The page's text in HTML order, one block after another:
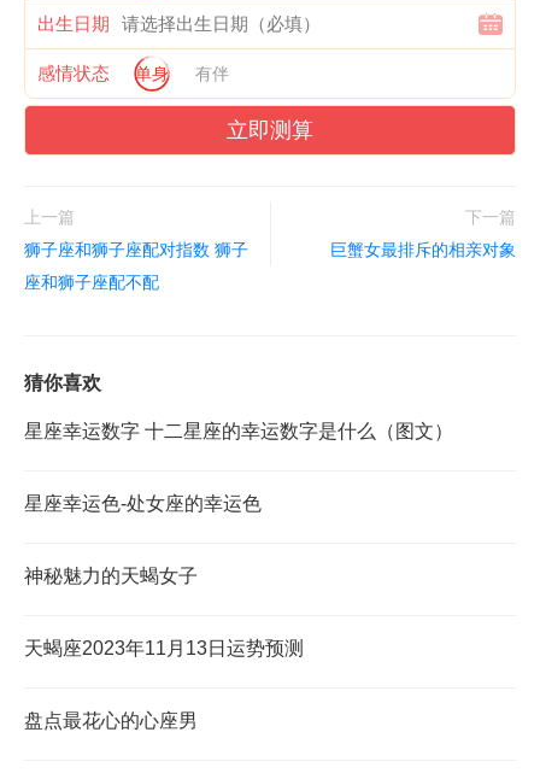
出生日期
感情状态 单身 有伴
立即测算
上一篇
狮子座和狮子座配对指数 狮子
座和狮子座配不配
下一篇
巨蟹女最排斥的相亲对象
猜你喜欢
星座幸运数字 十二星座的幸运数字是什么（图文）
星座幸运色-处女座的幸运色
神秘魅力的天蝎女子
天蝎座2023年11月13日运势预测
盘点最花心的心座男